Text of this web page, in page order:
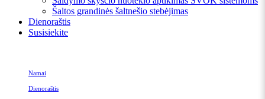
Šaltos grandinės šaltnešio stebėjimas
Dienoraštis
Susisiekite
Namai
Dienoraštis